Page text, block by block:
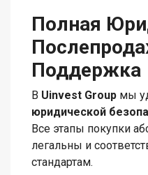
Полная
Поддержка
В Uinvest Group мы
юридической
Все этапы покупки
легальны и
стандартам.